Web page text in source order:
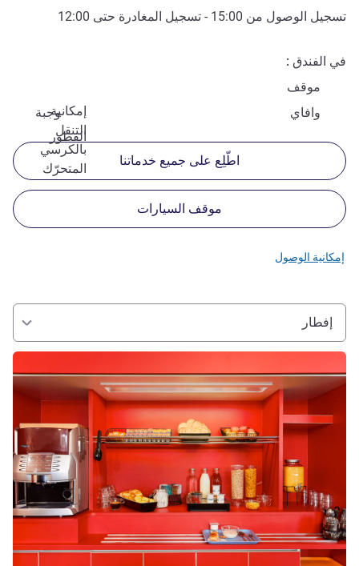
تسجيل الوصول من 15:00 - تسجيل المغادرة حتى 12:00
في الفندق
موقف
إمكانية
التنقل
بالكرسي
المتحرّك
وافاي
وجبة
الفطور
اطّلِع على جميع خدماتنا
موقف السيارات
إمكانية الوصول
إفطار
راجع التفاصيل